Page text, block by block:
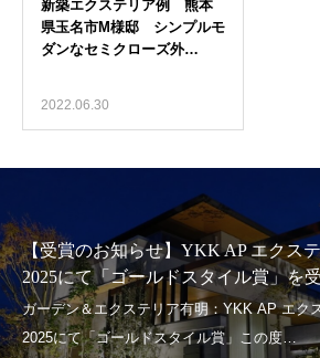
2022.06.30
【受賞のお知らせ】YKK AP エクス
2025にて「ゴールドスタイル賞」を